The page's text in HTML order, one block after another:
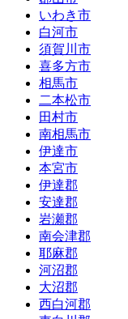
いわき市
白河市
須賀川市
喜多方市
相馬市
二本松市
田村市
南相馬市
伊達市
本宮市
伊達郡
安達郡
岩瀬郡
南会津郡
耶麻郡
河沼郡
大沼郡
西白河郡